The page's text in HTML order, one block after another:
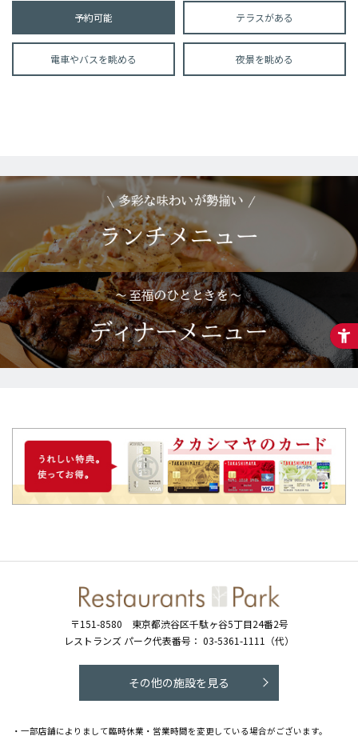
予約可能 テラスがある
電車やバスを眺める 夜景を眺める
〒151-8580 東京都渋谷区千駄ヶ谷5丁目24番2号
レストランズ パーク代表番号： 03-5361-1111（代）
その他の施設を見る
・一部店舗によりまして臨時休業・営業時間を変更している場合がございます。